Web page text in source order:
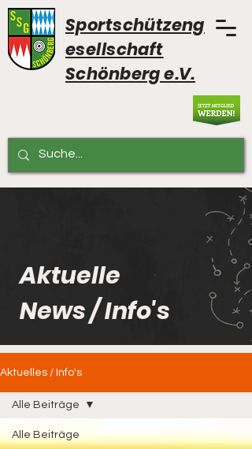
Sportschützeng
esellschaft
Schönberg e.V.
Aktuelle
News / Info's
Aktuelles / Info's
Alle Beiträge
Alle Beiträge